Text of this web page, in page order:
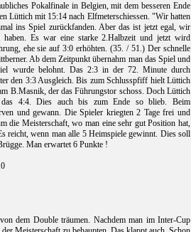
Pokalfinale in Belgien, mit dem besseren Ende
Lüttich mit 15:14 nach Elfmeterschiessen. "Wir hatten
ins Spiel zurückfanden. Aber das ist jetzt egal, wir
Es war eine starke 2.Halbzeit und jetzt wird
ehe sie auf 3:0 erhöhten. (35. / 51.) Der schnelle
Ab dem Zeitpunkt übernahm man das Spiel und
wurde belohnt. Das 2:3 in der 72. Minute durch
den 3:3 Ausgleich. Bis zum Schlusspfiff hielt Lüttich
B.Masnik, der das Führungstor schoss. Doch Lüttich
4:4. Dies auch bis zum Ende so blieb. Beim
und gewann. Die Spieler kriegten 2 Tage frei und
die Meisterschaft, wo man eine sehr gut Position hat,
reicht, wenn man alle 5 Heimspiele gewinnt. Dies soll
Man erwartet 6 Punkte !
dem Double träumen. Nachdem man im Inter-Cup